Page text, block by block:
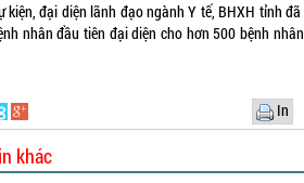
kiện, đại diện lãnh đạo ngành Y tế, BHXH tỉnh
nhân đầu tiên đại diện cho hơn 500 bệnh
In
khác